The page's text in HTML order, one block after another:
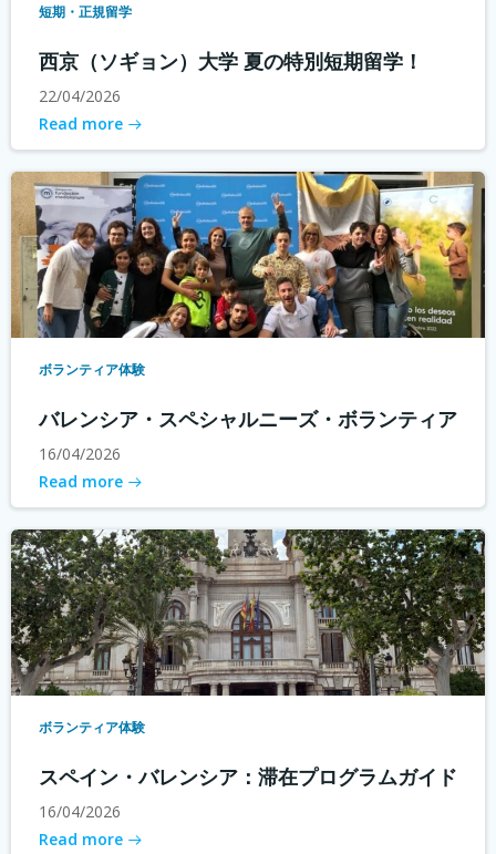
短期・正規留学
西京（ソギョン）大学 夏の特別短期留学！
22/04/2026
Read more
ボランティア体験
バレンシア・スペシャルニーズ・ボランティア
16/04/2026
Read more
ボランティア体験
スペイン・バレンシア：滞在プログラムガイド
16/04/2026
Read more